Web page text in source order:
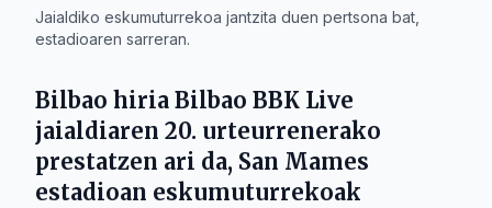
Jaialdiko eskumuturrekoa jantzita duen pertsona bat,
estadioaren sarreran.
Bilbao hiria Bilbao BBK Live
jaialdiaren 20. urteurrenerako
prestatzen ari da, San Mames
estadioan eskumuturrekoak